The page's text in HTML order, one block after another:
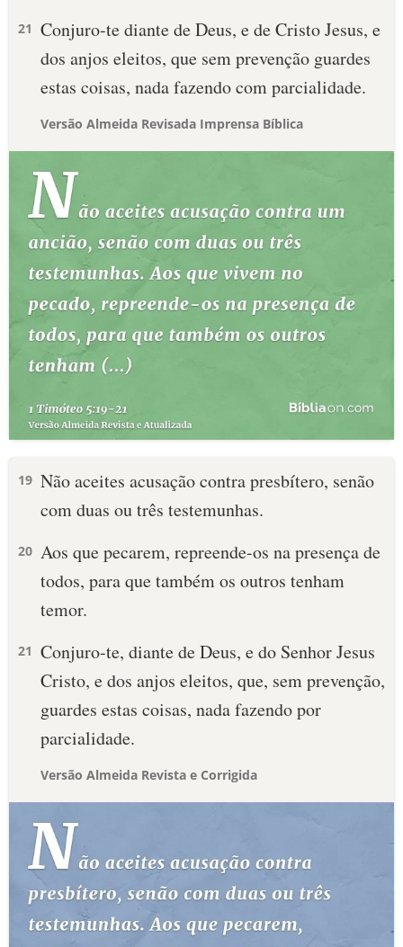
21 Conjuro-te diante de Deus, e de Cristo Jesus, e
dos anjos eleitos, que sem prevenção guardes
estas coisas, nada fazendo com parcialidade.
Versão Almeida Revisada Imprensa Bíblica
19 Não aceites acusação contra presbítero, senão
com duas ou três testemunhas.
20 Aos que pecarem, repreende-os na presença de
todos, para que também os outros tenham
temor.
21 Conjuro-te, diante de Deus, e do Senhor Jesus
Cristo, e dos anjos eleitos, que, sem prevenção,
guardes estas coisas, nada fazendo por
parcialidade.
Versão Almeida Revista e Corrigida